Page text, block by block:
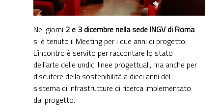
Nei giorni 2 e 3 dicembre nella sede INGV di Roma
si è tenuto il Meeting per i due anni di progetto.
L’incontro è servito per raccontare lo stato
dell’arte delle undici linee progettuali, ma anche per
discutere della sostenibilità a dieci anni del
sistema di infrastrutture di ricerca implementato
dal progetto.